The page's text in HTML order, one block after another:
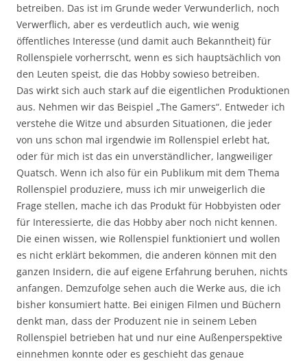
betreiben. Das ist im Grunde weder Verwunderlich, noch
Verwerflich, aber es verdeutlich auch, wie wenig
öffentliches Interesse (und damit auch Bekanntheit) für
Rollenspiele vorherrscht, wenn es sich hauptsächlich von
den Leuten speist, die das Hobby sowieso betreiben.
Das wirkt sich auch stark auf die eigentlichen Produktionen
aus. Nehmen wir das Beispiel „The Gamers“. Entweder ich
verstehe die Witze und absurden Situationen, die jeder
von uns schon mal irgendwie im Rollenspiel erlebt hat,
oder für mich ist das ein unverständlicher, langweiliger
Quatsch. Wenn ich also für ein Publikum mit dem Thema
Rollenspiel produziere, muss ich mir unweigerlich die
Frage stellen, mache ich das Produkt für Hobbyisten oder
für Interessierte, die das Hobby aber noch nicht kennen.
Die einen wissen, wie Rollenspiel funktioniert und wollen
es nicht erklärt bekommen, die anderen können mit den
ganzen Insidern, die auf eigene Erfahrung beruhen, nichts
anfangen. Demzufolge sehen auch die Werke aus, die ich
bisher konsumiert hatte. Bei einigen Filmen und Büchern
denkt man, dass der Produzent nie in seinem Leben
Rollenspiel betrieben hat und nur eine Außenperspektive
einnehmen konnte oder es geschieht das genaue